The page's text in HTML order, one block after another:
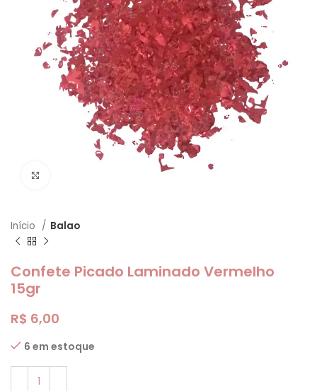
Início Balao
Confete Picado Laminado Vermelho
15gr
R$ 6,00
6 em estoque